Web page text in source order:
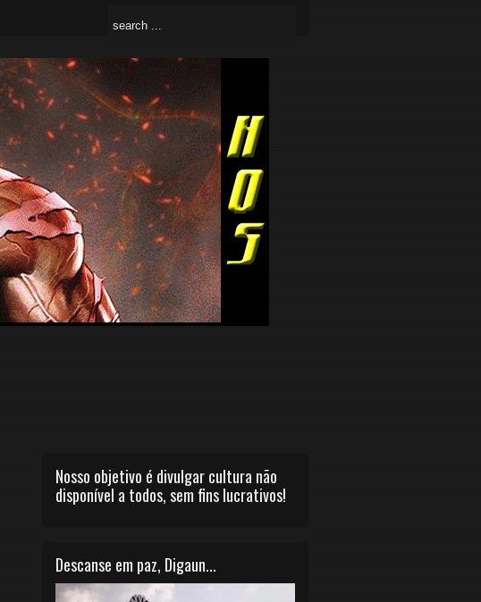
Nosso objetivo é divulgar cultura não
disponível a todos, sem fins lucrativos!
Descanse em paz, Digaun...